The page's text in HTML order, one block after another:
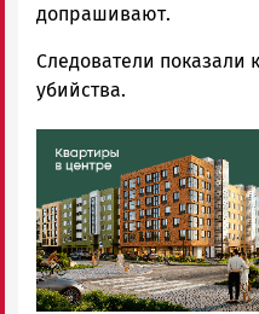
допрашивают.
Следователи показали
убийства.